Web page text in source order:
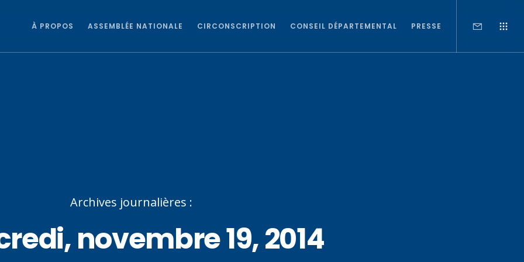
À PROPOS ASSEMBLÉE NATIONALE CIRCONSCRIPTION CONSEIL DÉPARTEMENTAL PRESSE
Archives journalières :
novembre 19, 2014